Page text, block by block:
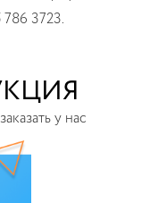
3723.
у нас